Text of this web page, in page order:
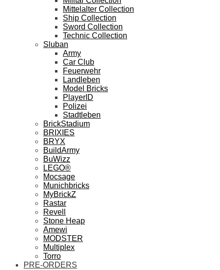
Mittelalter Collection
Ship Collection
Sword Collection
Technic Collection
Sluban
Army
Car Club
Feuerwehr
Landleben
Model Bricks
PlayerID
Polizei
Stadtleben
BrickStadium
BRIXIES
BRYX
BuildArmy
BuWizz
LEGO®
Mocsage
Munichbricks
MyBrickZ
Rastar
Revell
Stone Heap
Amewi
MODSTER
Multiplex
Torro
PRE-ORDERS